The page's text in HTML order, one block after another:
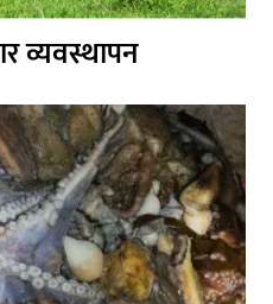
व्यवस्थापन